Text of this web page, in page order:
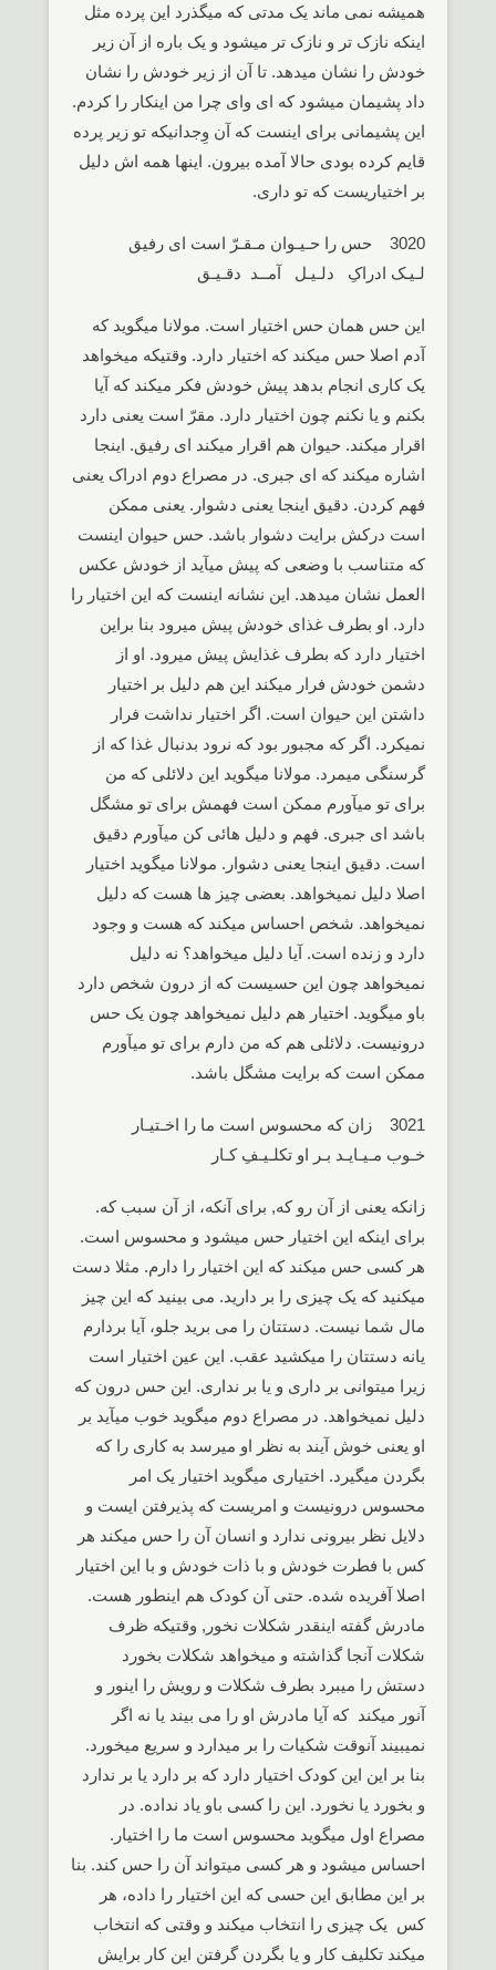
همیشه نمی ماند یک مدتی که میگذرد این پرده مثل
اینکه نازک تر و نازک تر میشود و یک باره از آن زیر
خودش را نشان میدهد. تا آن از زیر خودش را نشان
داد پشیمان میشود که ای وای چرا من اینکار را کردم.
این پشیمانی برای اینست که آن وِجدانیکه تو زیر پرده
قایم کرده بودی حالا آمده بیرون. اینها همه اش دلیل
بر اختیاریست که تو داری.
3020 حس را حـیـوان مـقـرّ است ای رفیق
لـیـک ادراکِ دلـیـل آمــد دقـیـق
این حس همان حس اختیار است. مولانا میگوید که
آدم اصلا حس میکند که اختیار دارد. وقتیکه میخواهد
یک کاری انجام بدهد پیش خودش فکر میکند که آیا
بکنم و یا نکنم چون اختیار دارد. مقرّ است یعنی دارد
اقرار میکند. حیوان هم اقرار میکند ای رفیق. اینجا
اشاره میکند که ای جبری. در مصراع دوم ادراک یعنی
فهم کردن. دقیق اینجا یعنی دشوار. یعنی ممکن
است درکش برایت دشوار باشد. حس حیوان اینست
که متناسب با وضعی که پیش میآید از خودش عکس
العمل نشان میدهد. این نشانه اینست که این اختیار را
دارد. او بطرف غذای خودش پیش میرود بنا براین
اختیار دارد که بطرف غذایش پیش میرود. او از
دشمن خودش فرار میکند این هم دلیل بر اختیار
داشتن این حیوان است. اگر اختیار نداشت فرار
نمیکرد. اگر که مجبور بود که نرود بدنبال غذا که از
گرسنگی میمرد. مولانا میگوید این دلائلی که من
برای تو میآورم ممکن است فهمش برای تو مشگل
باشد ای جبری. فهم و دلیل هائی کن میآورم دقیق
است. دقیق اینجا یعنی دشوار. مولانا میگوید اختیار
اصلا دلیل نمیخواهد. بعضی چیز ها هست که دلیل
نمیخواهد. شخص احساس میکند که هست و وجود
دارد و زنده است. آیا دلیل میخواهد؟ نه دلیل
نمیخواهد چون این حسیست که از درون شخص دارد
باو میگوید. اختیار هم دلیل نمیخواهد چون یک حس
درونیست. دلائلی هم که من دارم برای تو میآورم
ممکن است که برایت مشگل باشد.
3021 زان که محسوس است ما را اخـتیـار
خـوب مـیـایـد بـر او تکلـیـفِ کـار
زانکه یعنی از آن رو که, برای آنکه، از آن سبب که.
برای اینکه این اختیار حس میشود و محسوس است.
هر کسی حس میکند که این اختیار را دارم. مثلا دست
میکنید که یک چیزی را بر دارید. می بینید که این چیز
مال شما نیست. دستتان را می برید جلو، آیا بردارم
یانه دستتان را میکشید عقب. این عین اختیار است
زیرا میتوانی بر داری و یا بر نداری. این حس درون که
دلیل نمیخواهد. در مصراع دوم میگوید خوب میآید بر
او یعنی خوش آیند به نظر او میرسد به کاری را که
بگردن میگیرد. اختیاری میگوید اختیار یک امر
محسوس درونیست و امریست که پذیرفتن ایست و
دلایل نظر بیرونی ندارد و انسان آن را حس میکند هر
کس با فطرت خودش و با ذات خودش و با این اختیار
اصلا آفریده شده. حتی آن کودک هم اینطور هست.
مادرش گفته اینقدر شکلات نخور, وقتیکه ظرف
شکلات آنجا گذاشته و میخواهد شکلات بخورد
دستش را میبرد بطرف شکلات و رویش را اینور و
آنور میکند که آیا مادرش او را می بیند یا نه اگر
نمیبیند آنوقت شکیات را بر میدارد و سریع میخورد.
بنا بر این این کودک اختیار دارد که بر دارد یا بر ندارد
و بخورد یا نخورد. این را کسی باو یاد نداده. در
مصراع اول میگوید محسوس است ما را اختیار.
احساس میشود و هر کسی میتواند آن را حس کند. بنا
بر این مطابق این حسی که این اختیار را داده، هر
کس یک چیزی را انتخاب میکند و وقتی که انتخاب
میکند تکلیف کار و یا بگردن گرفتن این کار برایش